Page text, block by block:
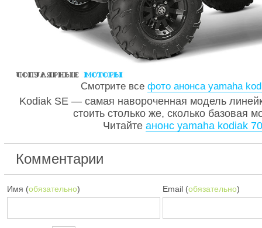
Смотрите все фото анонса yamaha
Kodiak SE — самая навороченная модель
стоить столько же, сколько базовая
Читайте анонс yamaha kodiak
Комментарии
Имя (обязательно) Email (обязательно)